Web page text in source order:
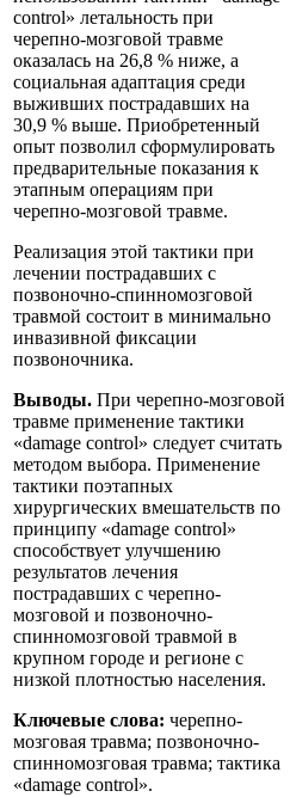
control» летальность при
черепно-мозговой травме
оказалась на 26,8 % ниже, а
социальная адаптация среди
выживших пострадавших на
30,9 % выше. Приобретенный
опыт позволил сформулировать
предварительные показания к
этапным операциям при
черепно-мозговой травме.
Реализация этой тактики при
лечении пострадавших с
позвоночно-спинномозговой
травмой состоит в минимально
инвазивной фиксации
позвоночника.
Выводы. При черепно-мозговой
травме применение тактики
«damage control» следует считать
методом выбора. Применение
тактики поэтапных
хирургических вмешательств по
принципу «damage control»
способствует улучшению
результатов лечения
пострадавших с черепно-
мозговой и позвоночно-
спинномозговой травмой в
крупном городе и регионе с
низкой плотностью населения.
Ключевые слова: черепно-
мозговая травма; позвоночно-
спинномозговая травма; тактика
«damage control».